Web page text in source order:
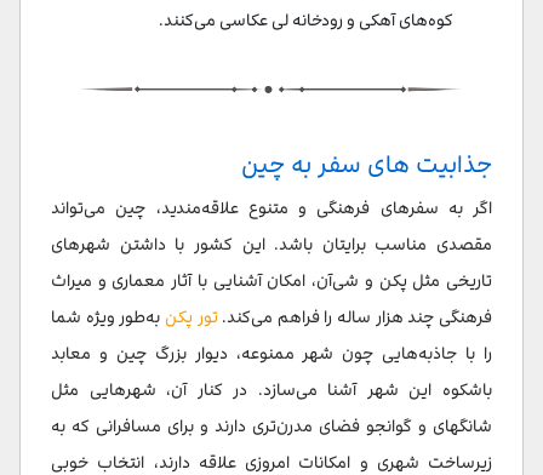
کوه‌های آهکی و رودخانه لی عکاسی می‌کنند.
جذابیت های سفر به چین
اگر به سفرهای فرهنگی و متنوع علاقه‌مندید، چین می‌تواند
مقصدی مناسب برایتان باشد. این کشور با داشتن شهرهای
تاریخی مثل پکن و شی‌آن، امکان آشنایی با آثار معماری و میراث
فرهنگی چند هزار ساله را فراهم می‌کند. تور پکن به‌طور ویژه شما
را با جاذبه‌هایی چون شهر ممنوعه، دیوار بزرگ چین و معابد
باشکوه این شهر آشنا می‌سازد. در کنار آن، شهرهایی مثل
شانگهای و گوانجو فضای مدرن‌تری دارند و برای مسافرانی که به
زیرساخت شهری و امکانات امروزی علاقه دارند، انتخاب خوبی